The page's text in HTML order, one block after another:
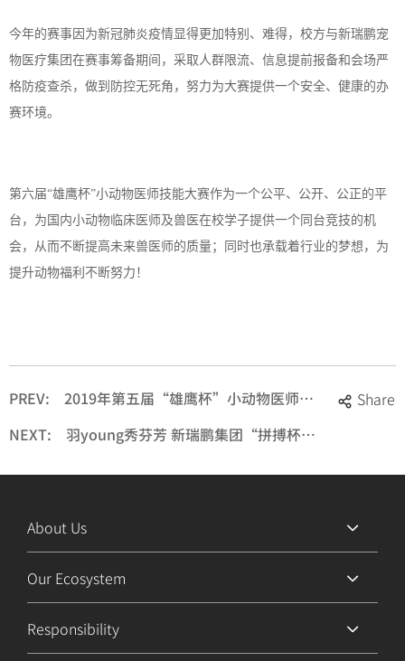
今年的赛事因为新冠肺炎疫情显得更加特别、难得，校方与新瑞鹏宠
物医疗集团在赛事筹备期间，采取人群限流、信息提前报备和会场严
格防疫查杀，做到防控无死角，努力为大赛提供一个安全、健康的办
赛环境。
第六届“雄鹰杯”小动物医师技能大赛作为一个公平、公开、公正的平
台，为国内小动物临床医师及兽医在校学子提供一个同台竞技的机
会，从而不断提高未来兽医师的质量；同时也承载着行业的梦想，为
提升动物福利不断努力！
Share
PREV:
2019年第五届“雄鹰杯”小动物医师技能大赛总决赛圆满落幕，精彩瞬间，永恒记忆！
NEXT:
羽young秀芬芳 新瑞鹏集团“拼搏杯”全国羽毛球联赛总决赛圆满举行
About Us
Our Ecosystem
Responsibility